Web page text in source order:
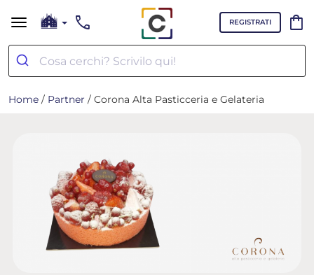
call REGISTRATI shopping_bag
Home / Partner / Corona Alta Pasticceria e Gelateria